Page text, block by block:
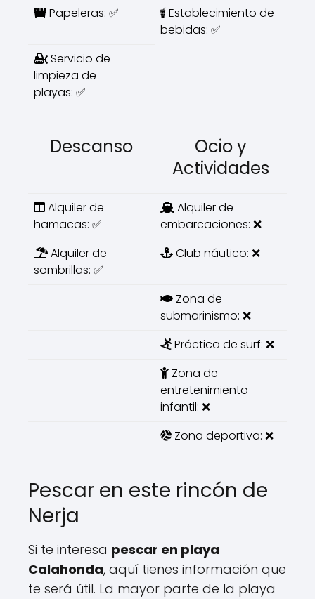
Papeleras: ✅
Establecimiento de
bebidas: ✅
Servicio de
limpieza de
playas: ✅
Descanso
Ocio y
Actividades
Alquiler de
hamacas: ✅
Alquiler de
embarcaciones: ❌
Alquiler de
sombrillas: ✅
Club náutico: ❌
Zona de
submarinismo: ❌
Práctica de surf: ❌
Zona de
entretenimiento
infantil: ❌
Zona deportiva: ❌
Pescar en este rincón de
Nerja
Si te interesa pescar en playa
Calahonda, aquí tienes información que
te será útil. La mayor parte de la playa